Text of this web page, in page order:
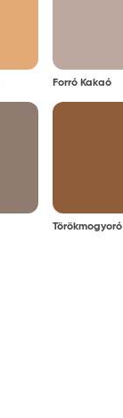
Forró Kakaó
Törökmogyoró